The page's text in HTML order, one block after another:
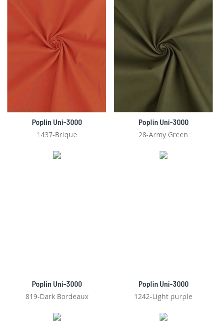
Poplin Uni-3000
1437-Brique
Poplin Uni-3000
28-Army Green
Poplin Uni-3000
819-Dark Bordeaux
Poplin Uni-3000
1242-Light purple